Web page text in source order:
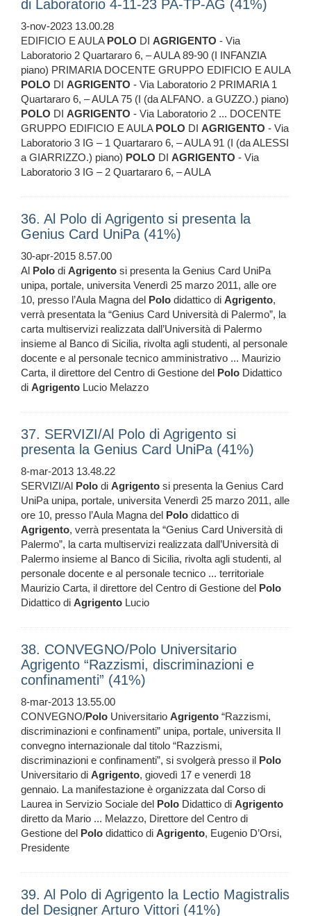
di Laboratorio 4-11-23 PA-TP-AG (41%)
3-nov-2023 13.00.28
EDIFICIO E AULA POLO DI AGRIGENTO - Via
Laboratorio 2 Quartararo 6, – AULA 89-90 (I INFANZIA
piano) PRIMARIA DOCENTE GRUPPO EDIFICIO E AULA
POLO DI AGRIGENTO - Via Laboratorio 2 PRIMARIA 1
Quartararo 6, – AULA 75 (I (da ALFANO. a GUZZO.) piano)
POLO DI AGRIGENTO - Via Laboratorio 2 ... DOCENTE
GRUPPO EDIFICIO E AULA POLO DI AGRIGENTO - Via
Laboratorio 3 IG – 1 Quartararo 6, – AULA 91 (I (da ALESSI
a GIARRIZZO.) piano) POLO DI AGRIGENTO - Via
Laboratorio 3 IG – 2 Quartararo 6, – AULA
36. Al Polo di Agrigento si presenta la
Genius Card UniPa (41%)
30-apr-2015 8.57.00
Al Polo di Agrigento si presenta la Genius Card UniPa
unipa, portale, universita Venerdì 25 marzo 2011, alle ore
10, presso l’Aula Magna del Polo didattico di Agrigento,
verrà presentata la “Genius Card Università di Palermo”, la
carta multiservizi realizzata dall’Università di Palermo
insieme al Banco di Sicilia, rivolta agli studenti, al personale
docente e al personale tecnico amministrativo ... Maurizio
Carta, il direttore del Centro di Gestione del Polo Didattico
di Agrigento Lucio Melazzo
37. SERVIZI/Al Polo di Agrigento si
presenta la Genius Card UniPa (41%)
8-mar-2013 13.48.22
SERVIZI/Al Polo di Agrigento si presenta la Genius Card
UniPa unipa, portale, universita Venerdì 25 marzo 2011, alle
ore 10, presso l’Aula Magna del Polo didattico di
Agrigento, verrà presentata la “Genius Card Università di
Palermo”, la carta multiservizi realizzata dall’Università di
Palermo insieme al Banco di Sicilia, rivolta agli studenti, al
personale docente e al personale tecnico ... territoriale
Maurizio Carta, il direttore del Centro di Gestione del Polo
Didattico di Agrigento Lucio
38. CONVEGNO/Polo Universitario
Agrigento “Razzismi, discriminazioni e
confinamenti” (41%)
8-mar-2013 13.55.00
CONVEGNO/Polo Universitario Agrigento “Razzismi,
discriminazioni e confinamenti” unipa, portale, universita Il
convegno internazionale dal titolo “Razzismi,
discriminazioni e confinamenti”, si svolgerà presso il Polo
Universitario di Agrigento, giovedì 17 e venerdì 18
gennaio. La manifestazione è organizzata dal Corso di
Laurea in Servizio Sociale del Polo Didattico di Agrigento
diretto da Mario ... Melazzo, Direttore del Centro di
Gestione del Polo didattico di Agrigento, Eugenio D’Orsi,
Presidente
39. Al Polo di Agrigento la Lectio Magistralis
del Designer Arturo Vittori (41%)